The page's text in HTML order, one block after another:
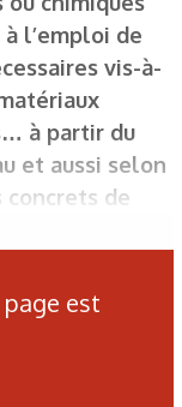
l’emploi de
vis-à-
à partir du
et aussi selon
de
vide.
est